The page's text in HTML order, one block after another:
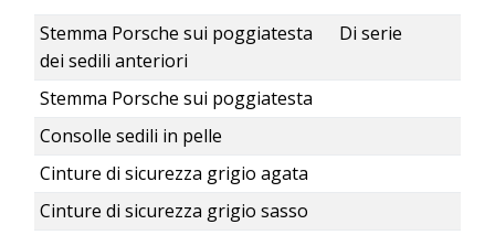
Stemma Porsche sui poggiatesta
dei sedili anteriori
Di serie
Stemma Porsche sui poggiatesta
Consolle sedili in pelle
Cinture di sicurezza grigio agata
Cinture di sicurezza grigio sasso